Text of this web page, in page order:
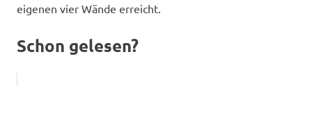
eigenen vier Wände erreicht.
Schon gelesen?